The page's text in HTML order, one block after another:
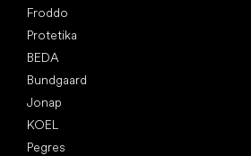
Froddo
Protetika
BEDA
Bundgaard
Jonap
KOEL
Pegres